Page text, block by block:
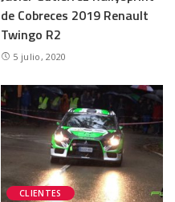
de Cobreces 2019 Renault
Twingo R2
5 julio, 2020
CLIENTES